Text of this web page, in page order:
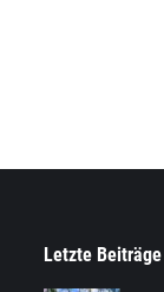
Letzte Beiträge